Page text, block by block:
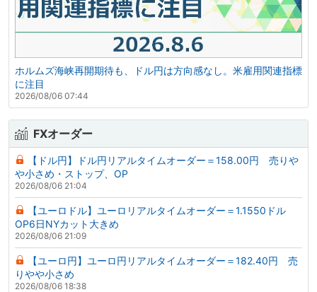
ホルムズ海峡再開期待も、ドル円は方向感なし。米雇用関連指標
に注目
2026/08/06 07:44
FXオーダー
【ドル円】ドル円リアルタイムオーダー＝158.00円 売りや
や小さめ・ストップ、OP
2026/08/06 21:04
【ユーロドル】ユーロリアルタイムオーダー＝1.1550ドル
OP6日NYカット大きめ
2026/08/06 21:09
【ユーロ円】ユーロ円リアルタイムオーダー＝182.40円 売
りやや小さめ
2026/08/06 18:38